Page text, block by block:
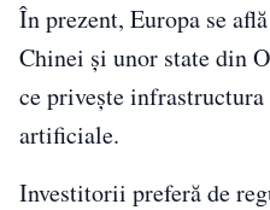
În prezent, Europa se
Chinei și unor state din
ce privește
artificiale.
Investitorii preferă de